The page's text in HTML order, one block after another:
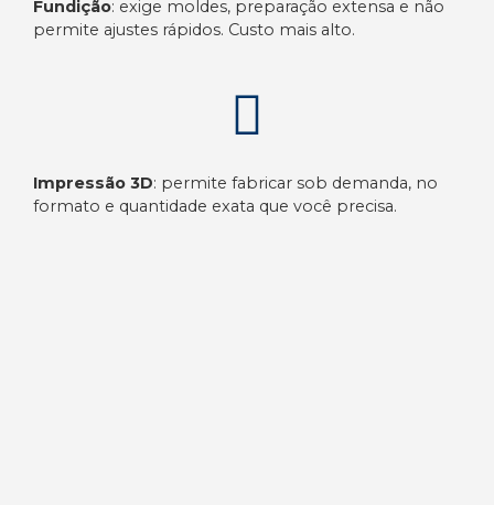
Fundição: exige moldes, preparação extensa e não
permite ajustes rápidos. Custo mais alto.
Impressão 3D: permite fabricar sob demanda, no
formato e quantidade exata que você precisa.